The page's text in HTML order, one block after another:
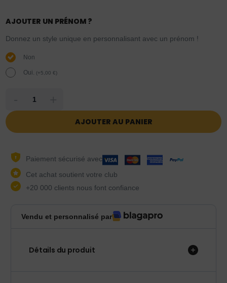
AJOUTER UN PRÉNOM ?
Donnez un style unique en personnalisant avec un prénom !
Non
Oui. (+5,00€)
AJOUTER AU PANIER
Paiement sécurisé avec
Cet achat soutient votre club
+20 000 clients nous font confiance
Vendu et personnalisé par
Détails du produit